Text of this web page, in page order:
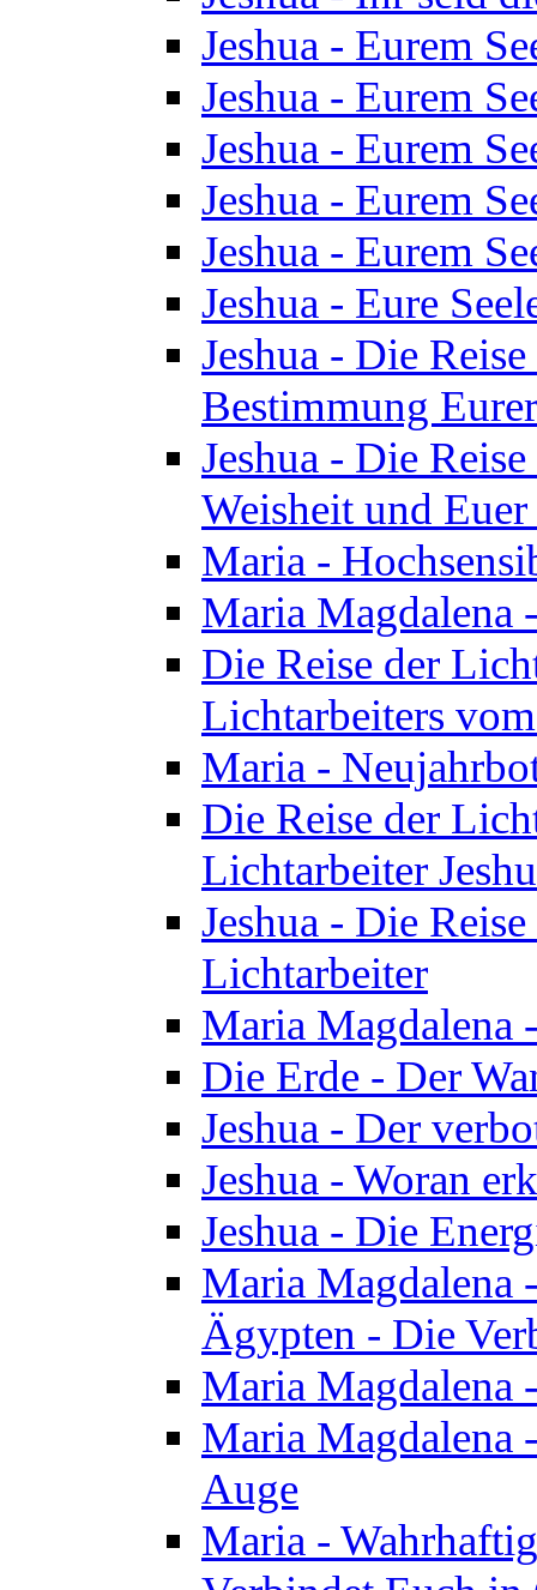
Jeshua - Eurem
Jeshua - Eurem
Jeshua - Eurem
Jeshua - Eurem
Jeshua - Eurem
Jeshua - Eure
Jeshua - Die
Bestimmung
Jeshua - Die
Weisheit und
Maria -
Maria Magdalena
Die Reise der
Lichtarbeiters
Maria -
Die Reise der
Lichtarbeiter
Jeshua - Die
Lichtarbeiter
Maria Magdalena
Die Erde - Der
Jeshua - Der
Jeshua - Woran
Jeshua - Die
Maria Magdalena
Ägypten - Die
Maria Magdalena
Maria Magdalena
Auge
Maria -